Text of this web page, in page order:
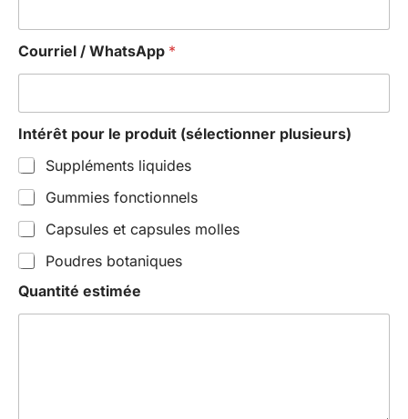
Courriel / WhatsApp *
Intérêt pour le produit (sélectionner plusieurs)
Suppléments liquides
Gummies fonctionnels
Capsules et capsules molles
Poudres botaniques
Quantité estimée